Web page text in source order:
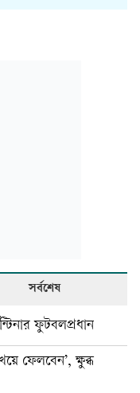
সর্বশেষ
ফুটবলপ্রধান
ফেলবেন’, ক্ষুব্ধ